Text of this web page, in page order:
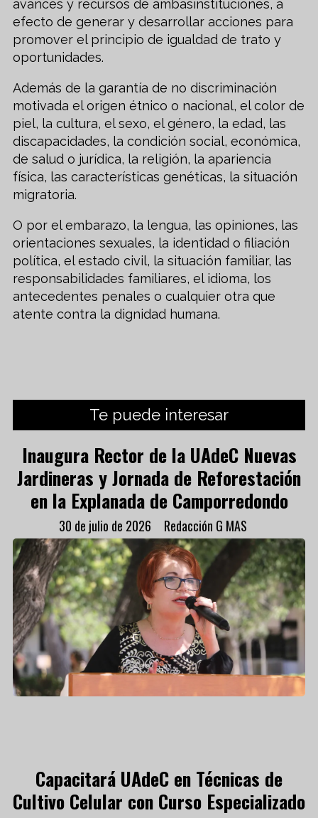
avances y recursos de ambasinstituciones, a
efecto de generar y desarrollar acciones para
promover el principio de igualdad de trato y
oportunidades.
Además de la garantía de no discriminación
motivada el origen étnico o nacional, el color de
piel, la cultura, el sexo, el género, la edad, las
discapacidades, la condición social, económica,
de salud o jurídica, la religión, la apariencia
física, las características genéticas, la situación
migratoria.
O por el embarazo, la lengua, las opiniones, las
orientaciones sexuales, la identidad o filiación
política, el estado civil, la situación familiar, las
responsabilidades familiares, el idioma, los
antecedentes penales o cualquier otra que
atente contra la dignidad humana.
Te puede interesar
Inaugura Rector de la UAdeC Nuevas
Jardineras y Jornada de Reforestación
en la Explanada de Camporredondo
Redacción G MAS
30 de julio de 2026
Capacitará UAdeC en Técnicas de
Cultivo Celular con Curso Especializado